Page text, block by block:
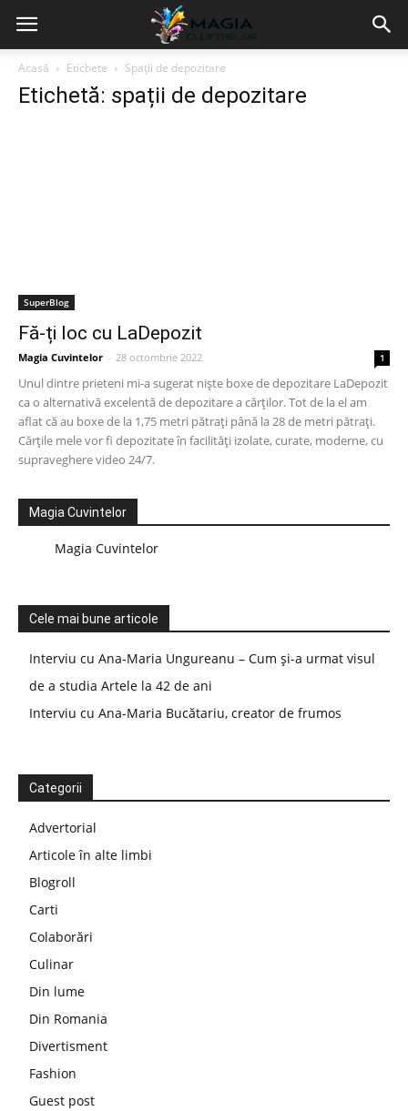
Acasă Etichete Spații de depozitare
Etichetă: spații de depozitare
SuperBlog
Fă-ți loc cu LaDepozit
Magia Cuvintelor - 28 octombrie 2022 1
Unul dintre prieteni mi-a sugerat niște boxe de depozitare LaDepozit
ca o alternativă excelentă de depozitare a cărților. Tot de la el am
aflat că au boxe de la 1,75 metri pătrați până la 28 de metri pătrați.
Cărțile mele vor fi depozitate în facilități izolate, curate, moderne, cu
supraveghere video 24/7.
Magia Cuvintelor
Magia Cuvintelor
Cele mai bune articole
Interviu cu Ana-Maria Ungureanu – Cum și-a urmat visul
de a studia Artele la 42 de ani
Interviu cu Ana-Maria Bucătariu, creator de frumos
Categorii
Advertorial
Articole în alte limbi
Blogroll
Carti
Colaborări
Culinar
Din lume
Din Romania
Divertisment
Fashion
Guest post